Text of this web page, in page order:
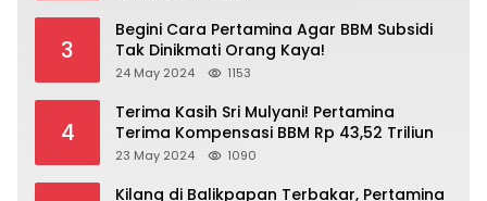
3
Begini Cara Pertamina Agar BBM Subsidi
Tak Dinikmati Orang Kaya!
24 May 2024 1153
4
Terima Kasih Sri Mulyani! Pertamina
Terima Kompensasi BBM Rp 43,52 Triliun
23 May 2024 1090
Kilang di Balikpapan Terbakar, Pertamina